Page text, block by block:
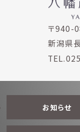
〒940-
新潟県
お知らせ